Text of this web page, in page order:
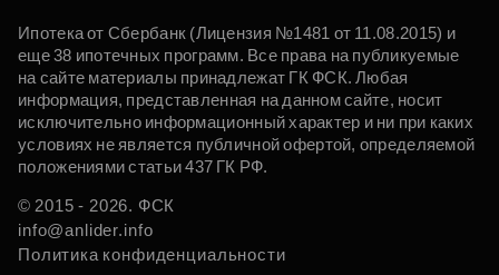
Ипотека от Сбербанк (Лицензия №1481 от 11.08.2015) и
еще 38 ипотечных программ. Все права на публикуемые
на сайте материалы принадлежат ГК ФСК. Любая
информация, представленная на данном сайте, носит
исключительно информационный характер и ни при каких
условиях не является публичной офертой, определяемой
положениями статьи 437 ГК РФ.
© 2015 - 2026. ФСК
info@anlider.info
Политика конфиденциальности